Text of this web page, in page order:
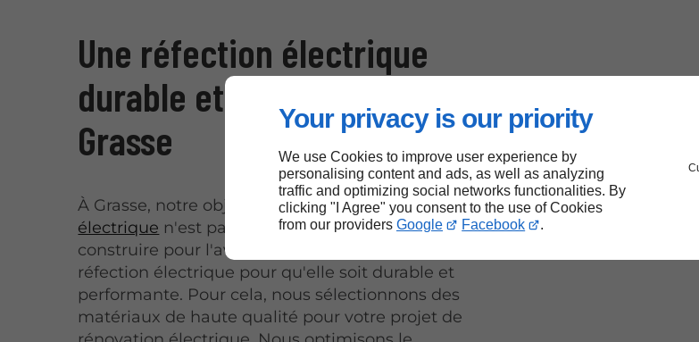
Your privacy is our priority
We use Cookies to improve user experience by
personalising content and ads, as well as analyzing
traffic and optimizing social networks functionalities. By
clicking "I Agree" you consent to the use of Cookies
from our providers Google Facebook .
Une réfection électrique
durable et performante à
Grasse
À Grasse, notre objectif lors d'unerénovation
électrique n'est pas seulement de réparer, mais de
construire pour l'avenir. Nous concevons chaque
réfection électrique pour qu'elle soit durable et
performante. Pour cela, nous sélectionnons des
matériaux de haute qualité pour votre projet de